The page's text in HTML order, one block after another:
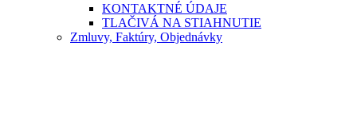
KONTAKTNÉ ÚDAJE
TLAČIVÁ NA STIAHNUTIE
Zmluvy, Faktúry, Objednávky